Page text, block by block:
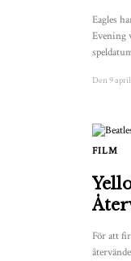
Eagles
Evening
Den 9
FILM
För att